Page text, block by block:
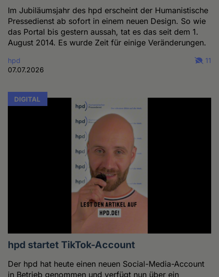
Im Jubiläumsjahr des hpd erscheint der Humanistische
Pressedienst ab sofort in einem neuen Design. So wie
das Portal bis gestern aussah, tat es das seit dem 1.
August 2014. Es wurde Zeit für einige Veränderungen.
hpd
07.07.2026
11
DIGITAL
hpd startet TikTok-Account
Der hpd hat heute einen neuen Social-Media-Account
in Betrieb genommen und verfügt nun über ein